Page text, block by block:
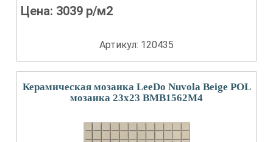
Цена: 3039 р/м2
Артикул: 120435
Керамическая мозаика LeeDo Nuvola Beige POL
мозаика 23x23 BMB1562M4